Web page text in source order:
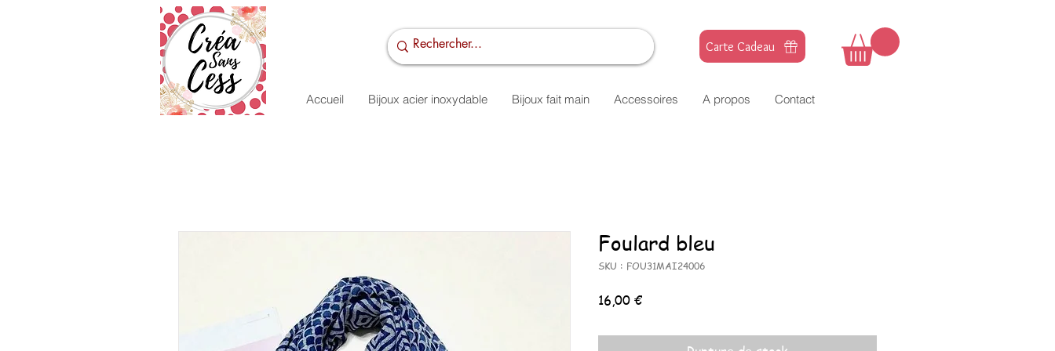
Carte Cadeau
Accueil Bijoux acier inoxydable Bijoux fait main Accessoires A propos Contact
Foulard bleu
SKU : FOU31MAI24006
16,00 €Prix